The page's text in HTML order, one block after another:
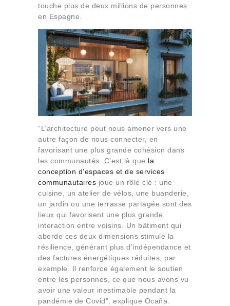
touche plus de deux millions de personnes
en Espagne.
“L’architecture peut nous amener vers une
autre façon de nous connecter, en
favorisant une plus grande cohésion dans
les communautés. C’est là que la
conception d’espaces et de services
communautaires joue un rôle clé : une
cuisine, un atelier de vélos, une buanderie,
un jardin ou une terrasse partagée sont des
lieux qui favorisent une plus grande
interaction entre voisins. Un bâtiment qui
aborde ces deux dimensions stimule la
résilience, générant plus d’indépendance et
des factures énergétiques réduites, par
exemple. Il renforce également le soutien
entre les personnes, ce que nous avons vu
avoir une valeur inestimable pendant la
pandémie de Covid”, explique Ocaña.